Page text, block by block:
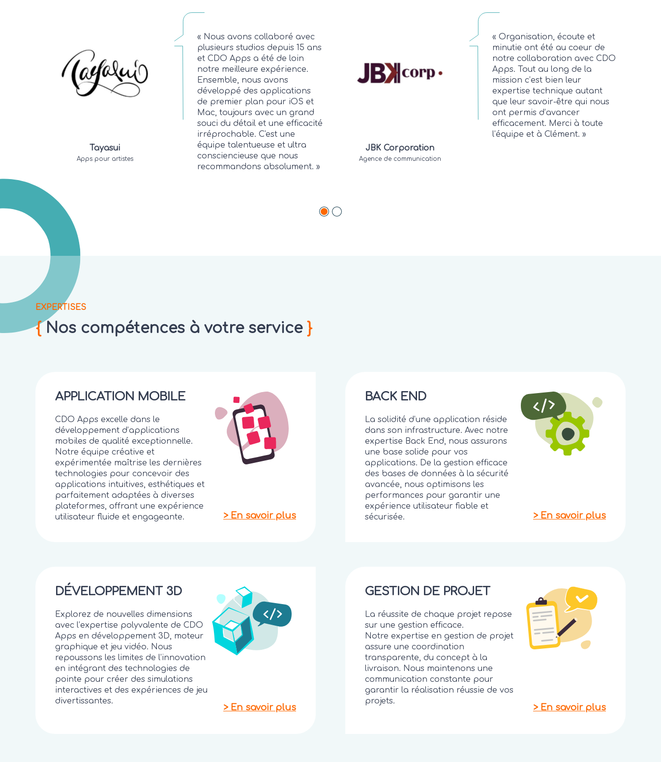
Tayasui
Apps pour artistes
« Nous avons collaboré avec
plusieurs studios depuis 15 ans
et CDO Apps a été de loin
notre meilleure expérience.
Ensemble, nous avons
développé des applications
de premier plan pour iOS et
Mac, toujours avec un grand
souci du détail et une efficacité
irréprochable. C'est une
équipe talentueuse et ultra
consciencieuse que nous
recommandons absolument. »
JBK Corporation
Agence de communication
« Organisation, écoute et
minutie ont été au coeur de
notre collaboration avec CDO
Apps. Tout au long de la
mission c’est bien leur
expertise technique autant
que leur savoir-être qui nous
ont permis d’avancer
efficacement. Merci à toute
l’équipe et à Clément. »
EXPERTISES
{ Nos compétences à votre service }
APPLICATION MOBILE
CDO Apps excelle dans le
développement d’applications
mobiles de qualité exceptionnelle.
Notre équipe créative et
expérimentée maîtrise les dernières
technologies pour concevoir des
applications intuitives, esthétiques et
parfaitement adaptées à diverses
plateformes, offrant une expérience
utilisateur fluide et engageante.
> En savoir plus
BACK END
La solidité d’une application réside
dans son infrastructure. Avec notre
expertise Back End, nous assurons
une base solide pour vos
applications. De la gestion efficace
des bases de données à la sécurité
avancée, nous optimisons les
performances pour garantir une
expérience utilisateur fiable et
sécurisée.
> En savoir plus
DÉVELOPPEMENT 3D
Explorez de nouvelles dimensions
avec l’expertise polyvalente de CDO
Apps en développement 3D, moteur
graphique et jeu vidéo. Nous
repoussons les limites de l’innovation
en intégrant des technologies de
pointe pour créer des simulations
interactives et des expériences de jeu
divertissantes.
> En savoir plus
GESTION DE PROJET
La réussite de chaque projet repose
sur une gestion efficace.
Notre expertise en gestion de projet
assure une coordination
transparente, du concept à la
livraison. Nous maintenons une
communication constante pour
garantir la réalisation réussie de vos
projets.
> En savoir plus